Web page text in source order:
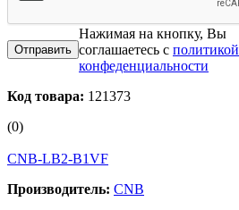
Нажимая на кнопку, Вы
соглашаетесь с политикой
конфеденциальности
Код товара: 121373
(0)
CNB-LB2-B1VF
Производитель: CNB